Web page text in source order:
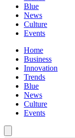
Blue
News
Culture
Events
Home
Business
Innovation
Trends
Blue
News
Culture
Events